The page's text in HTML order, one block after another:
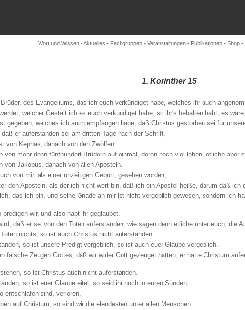
Wort und Wissen •Aktuelles • Fachgruppen • Veranstaltungen • Publikationen • Shop •
1. Korinther 15
Brüder, des Evangeliums, das ich euch verkündiget habe, welches ihr auch
welcher Gestalt ich es euch verkündiget habe, so ihr's behalten habt, es
gegeben, welches ich auch empfangen habe, daß Christus gestorben sei für
er auferstanden sei am dritten Tage nach der Schrift,
von Kephas, danach von den Zwölfen.
von mehr denn fünfhundert Brüdern auf einmal, deren noch viel leben, etliche aber
von Jakobus, danach von allen Aposteln.
von mir, als einer unzeitigen Geburt, gesehen worden;
den Aposteln, als der ich nicht wert bin, daß ich ein Apostel heiße, darum daß ich
das ich bin, und seine Gnade an mir ist nicht vergeblich gewesen, sondern ich
wir, und also habt ihr geglaubet.
daß er sei von den Toten auferstanden, wie sagen denn etliche unter euch, die
nichts, so ist auch Christus nicht auferstanden.
so ist unsere Predigt vergeblich, so ist auch euer Glaube vergeblich.
falsche Zeugen Gottes, daß wir wider Gott gezeuget hätten, er hätte Christum
so ist Christus auch nicht auferstanden.
so ist euer Glaube eitel, so seid ihr noch in euren Sünden,
entschlafen sind, verloren.
auf Christum, so sind wir die elendesten unter allen Menschen.